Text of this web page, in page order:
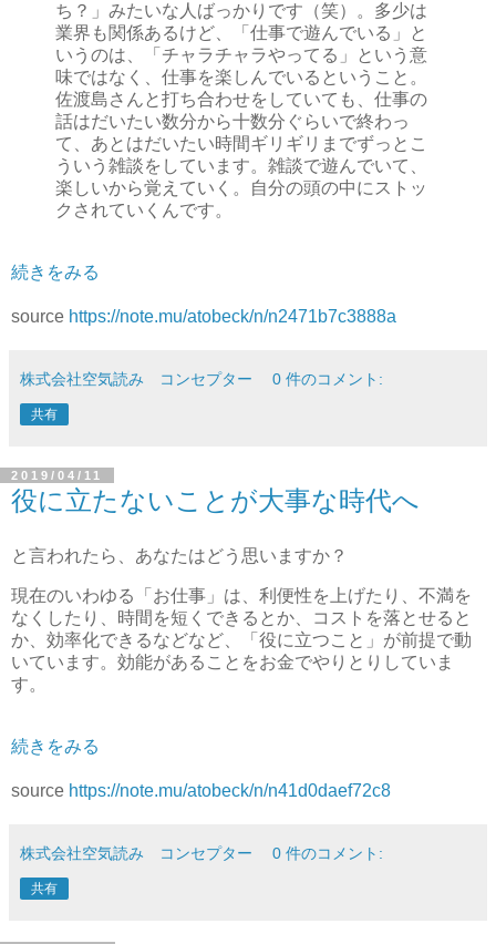
ち？」みたいな人ばっかりです（笑）。多少は
業界も関係あるけど、「仕事で遊んでいる」と
いうのは、「チャラチャラやってる」という意
味ではなく、仕事を楽しんでいるということ。
佐渡島さんと打ち合わせをしていても、仕事の
話はだいたい数分から十数分ぐらいで終わっ
て、あとはだいたい時間ギリギリまでずっとこ
ういう雑談をしています。雑談で遊んでいて、
楽しいから覚えていく。自分の頭の中にストッ
クされていくんです。
続きをみる
source https://note.mu/atobeck/n/n2471b7c3888a
株式会社空気読み コンセプター 0 件のコメント:
共有
2019/04/11
役に立たないことが大事な時代へ
と言われたら、あなたはどう思いますか？
現在のいわゆる「お仕事」は、利便性を上げたり、不満を
なくしたり、時間を短くできるとか、コストを落とせると
か、効率化できるなどなど、「役に立つこと」が前提で動
いています。効能があることをお金でやりとりしていま
す。
続きをみる
source https://note.mu/atobeck/n/n41d0daef72c8
株式会社空気読み コンセプター 0 件のコメント:
共有